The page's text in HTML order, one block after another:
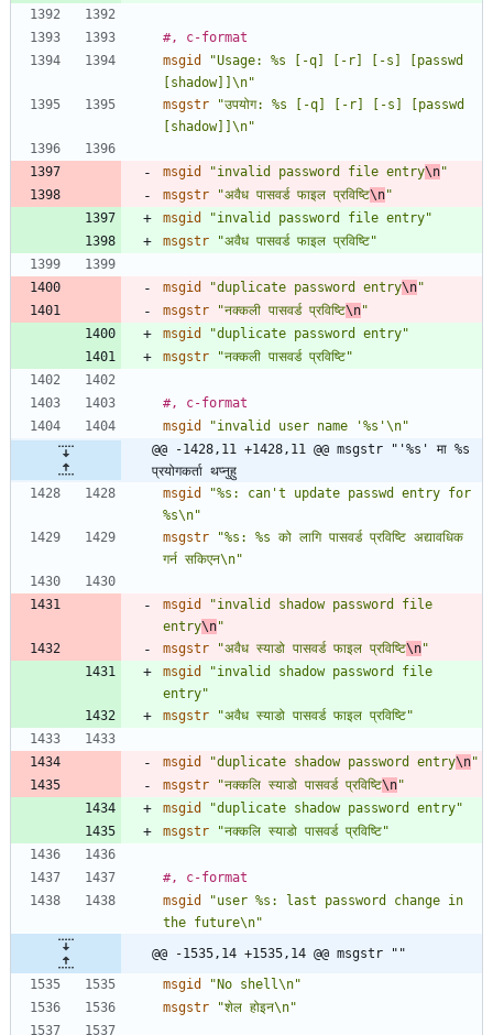
#, c-format
msgid
"Usage: %s [-q] [-r] [-s] [passwd
[shadow]]\n"
msgstr
"उपयोग: %s [-q] [-r] [-s] [passwd
[shadow]]\n"
msgid "invalid password file entry\n"
msgstr
"अवैध पासवर्ड फाइल प्रविष्टि\n"
msgid
"invalid password file entry"
msgstr
"अवैध पासवर्ड फाइल प्रविष्टि"
msgid "duplicate password entry\n"
msgstr
"नक्कली पासवर्ड प्रविष्टि\n"
msgid
"duplicate password entry"
msgstr
"नक्कली पासवर्ड प्रविष्टि"
#, c-format
msgid
"invalid user name '%s'\n"
@@ -1428,11 +1428,11 @@ msgstr "'%s' मा %s
प्रयोगकर्ता थप्नुहु
msgid
"%s: can't update passwd entry for
%s\n"
msgstr
"%s: %s को लागि पासवर्ड प्रविष्टि अद्यावधिक
गर्न सकिएन\n"
msgid
"invalid shadow password file
entry\n"
msgstr
"अवैध स्याडो पासवर्ड फाइल प्रविष्टि\n"
msgid
"invalid shadow password file
entry"
msgstr
"अवैध स्याडो पासवर्ड फाइल प्रविष्टि"
msgid "duplicate shadow password entry\n"
msgstr
"नक्कलि स्याडो पासवर्ड प्रविष्टि\n"
msgid
"duplicate shadow password entry"
msgstr
"नक्कलि स्याडो पासवर्ड प्रविष्टि"
#, c-format
msgid
"user %s: last password change in
the future\n"
@@ -1535,14 +1535,14 @@ msgstr ""
msgid
"No shell\n"
msgstr
"शेल होइन\n"